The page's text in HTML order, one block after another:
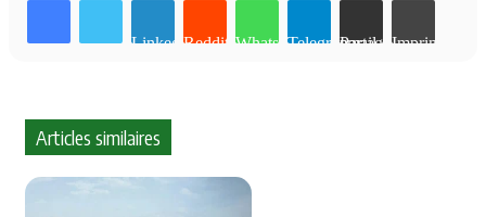
LinkedinReddit WhatsAppTelegramPartager par email Imprimer
Articles similaires